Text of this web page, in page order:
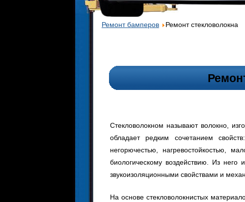
Ремонт бамперов Ремонт стекловолокна
Стекловолокном называют волокно,
обладает редким сочетанием
негорючестью, нагревостойкостью,
биологическому воздействию. Из него
звукоизоляционными свойствами и
На основе стекловолокнистых